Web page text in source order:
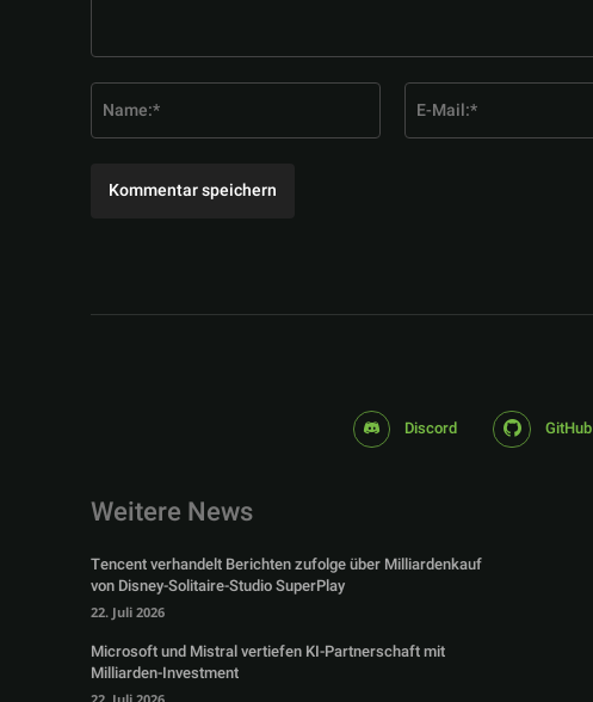
Discord GitHub
Weitere News
Tencent verhandelt Berichten zufolge über Milliardenkauf
von Disney-Solitaire-Studio SuperPlay
22. Juli 2026
Microsoft und Mistral vertiefen KI-Partnerschaft mit
Milliarden-Investment